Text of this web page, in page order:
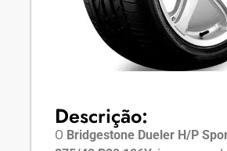
Descrição:
O Bridgestone Dueler H/P